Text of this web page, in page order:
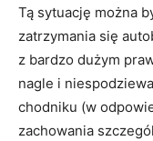
Tą sytuację można
zatrzymania się
z bardzo dużym
nagle i
chodniku (w
zachowania